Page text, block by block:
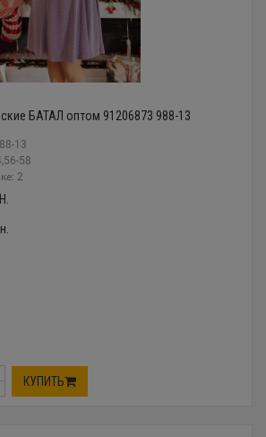
БАТАЛ оптом 91206873 988-13
13
58
2
КУПИТЬ